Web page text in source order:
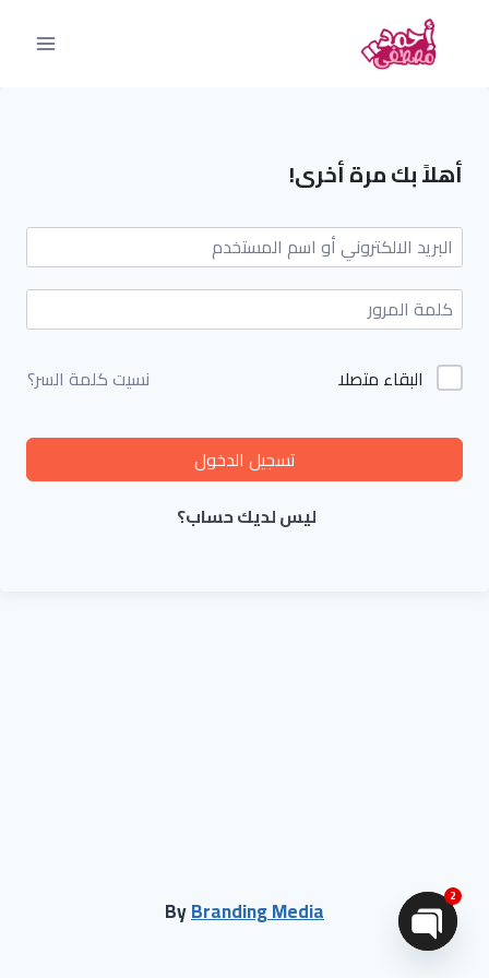
أهلاً بك مرة أخرى!
البقاء متصلا نسيت كلمة السر؟
تسجيل الدخول
ليس لديك حساب؟
ByBranding Media 2